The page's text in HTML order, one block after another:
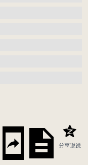
分享说说